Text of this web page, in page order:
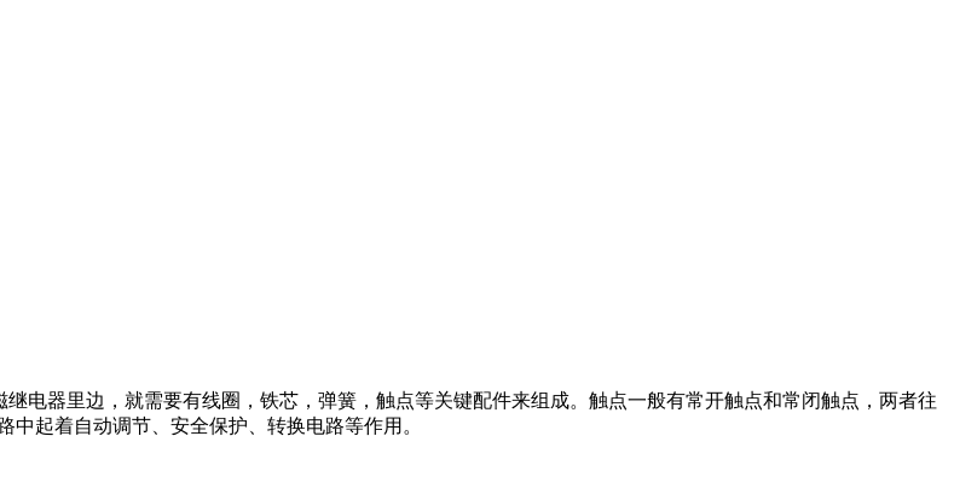
电器里边，就需要有线圈，铁芯，弹簧，触点等关键配件来组成。触点一般有常开触点和常闭触点，两者往
起着自动调节、安全保护、转换电路等作用。